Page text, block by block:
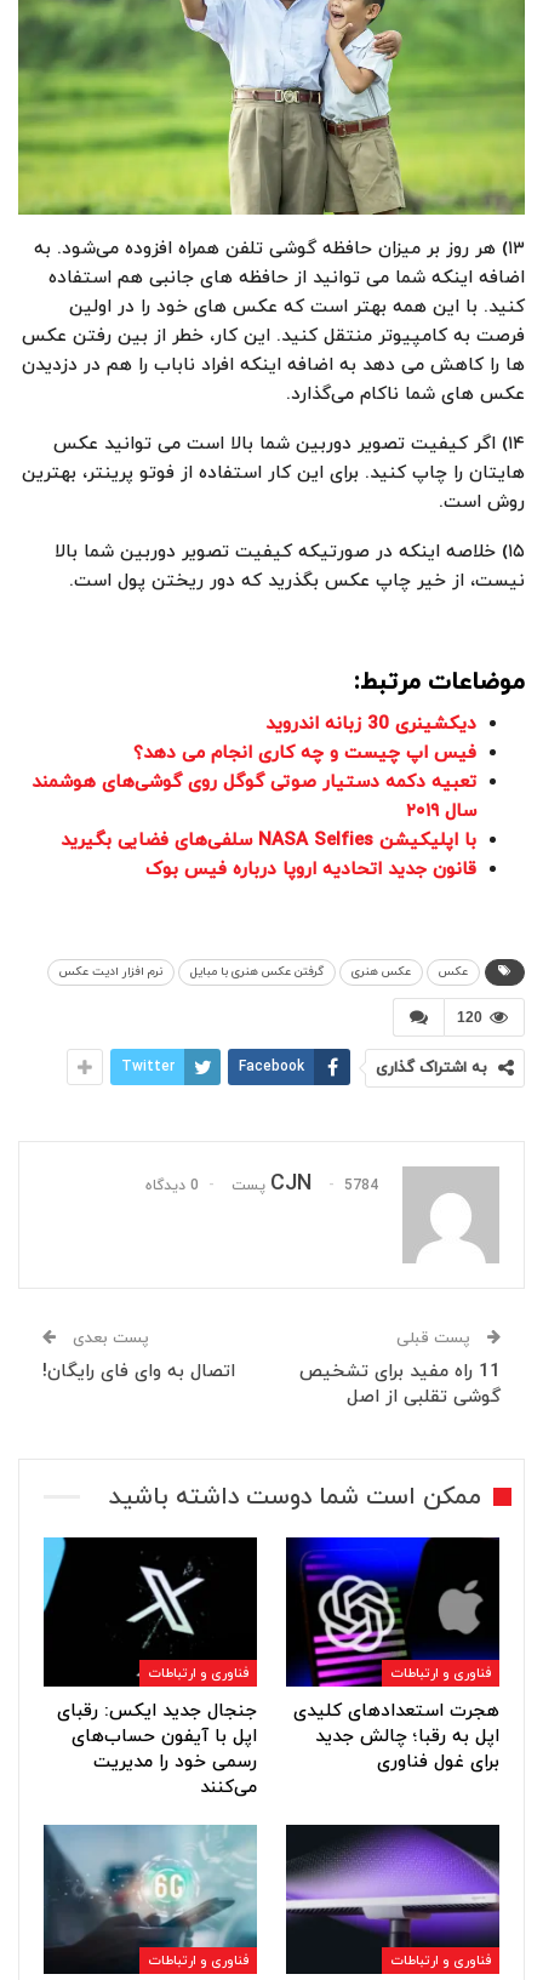
۱۳) هر روز بر میزان حافظه گوشی تلفن همراه افزوده می‌شود. به
اضافه اینکه شما می توانید از حافظه های جانبی هم استفاده
کنید. با این همه بهتر است که عکس های خود را در اولین
فرصت به کامپیوتر منتقل کنید. این کار، خطر از بین رفتن عکس
ها را کاهش می دهد به اضافه اینکه افراد ناباب را هم در دزدیدن
عکس های شما ناکام می‌گذارد.
۱۴) اگر کیفیت تصویر دوربین شما بالا است می توانید عکس
هایتان را چاپ کنید. برای این کار استفاده از فوتو پرینتر، بهترین
روش است.
۱۵) خلاصه اینکه در صورتیکه کیفیت تصویر دوربین شما بالا
نیست، از خیر چاپ عکس بگذرید که دور ریختن پول است.
موضاعات مرتبط:
دیکشینری 30 زبانه اندروید
فیس اپ چیست و چه کاری انجام می دهد؟
تعبیه دکمه دستیار صوتی گوگل روی گوشی‌های هوشمند
سال ۲۰۱۹
با اپلیکیشن NASA Selfies سلفی‌های فضایی بگیرید
قانون جدید اتحادیه اروپا درباره فیس بوک
عکس عکس هنری گرفتن عکس هنری با مبایل نرم افزار ادیت عکس
120
به اشتراک گذاری Facebook
Twitter
CJN 5784 پست 0 دیدگاه
پست قبلی
11 راه مفید برای تشخیص
گوشی تقلبی از اصل
پست بعدی
اتصال به وای فای رایگان!
ممکن است شما دوست داشته باشید
فناوری و ارتباطات
هجرت استعدادهای کلیدی
اپل به رقبا؛ چالش جدید
برای غول فناوری
فناوری و ارتباطات
جنجال جدید ایکس: رقبای
اپل با آیفون حساب‌های
رسمی خود را مدیریت
می‌کنند
فناوری و ارتباطات فناوری و ارتباطات